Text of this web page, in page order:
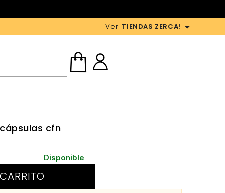
Ver TIENDAS ZERCA!
cfn
Disponible